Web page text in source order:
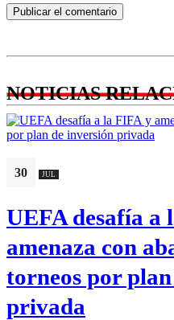
NOTICIAS
30 JUL
UEFA desafía a
amenaza con
torneos por
privada